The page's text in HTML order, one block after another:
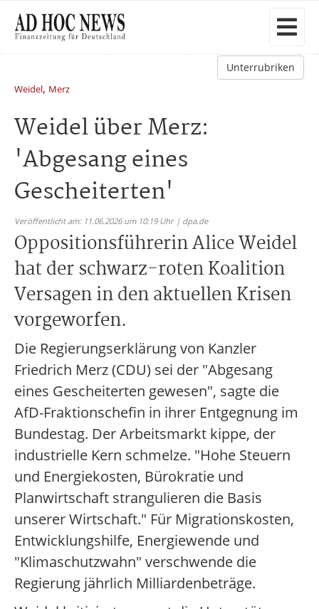
Unterrubriken
Weidel, Merz
Weidel über Merz:
'Abgesang eines
Gescheiterten'
Veröffentlicht am: 11.06.2026 um 10:19 Uhr | dpa.de
Oppositionsführerin Alice Weidel
hat der schwarz-roten Koalition
Versagen in den aktuellen Krisen
vorgeworfen.
Die Regierungserklärung von Kanzler
Friedrich Merz (CDU) sei der "Abgesang
eines Gescheiterten gewesen", sagte die
AfD-Fraktionschefin in ihrer Entgegnung im
Bundestag. Der Arbeitsmarkt kippe, der
industrielle Kern schmelze. "Hohe Steuern
und Energiekosten, Bürokratie und
Planwirtschaft strangulieren die Basis
unserer Wirtschaft." Für Migrationskosten,
Entwicklungshilfe, Energiewende und
"Klimaschutzwahn" verschwende die
Regierung jährlich Milliardenbeträge.